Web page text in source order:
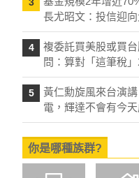
長尤昭文：投信迎
4
複委託買美股或買
問：算對「這筆稅
5
黃仁勳旋風來台演
電，輝達不會有今
你是哪種族群?